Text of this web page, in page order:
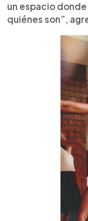
un espacio
quiénes son”,